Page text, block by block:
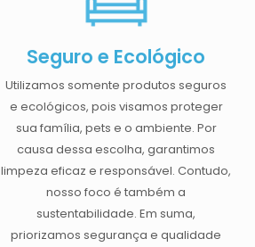
Seguro e Ecológico
Utilizamos somente produtos seguros
e ecológicos, pois visamos proteger
sua família, pets e o ambiente. Por
causa dessa escolha, garantimos
limpeza eficaz e responsável. Contudo,
nosso foco é também a
sustentabilidade. Em suma,
priorizamos segurança e qualidade